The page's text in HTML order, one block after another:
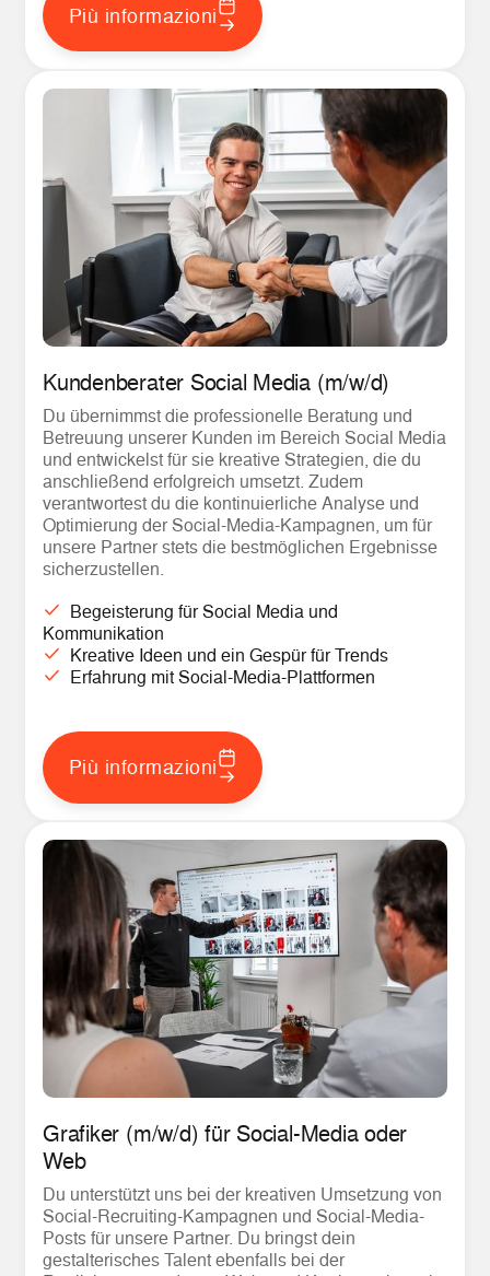
Più informazioni
Kundenberater Social Media (m/w/d)
Du übernimmst die professionelle Beratung und
Betreuung unserer Kunden im Bereich Social Media
und entwickelst für sie kreative Strategien, die du
anschließend erfolgreich umsetzt. Zudem
verantwortest du die kontinuierliche Analyse und
Optimierung der Social-Media-Kampagnen, um für
unsere Partner stets die bestmöglichen Ergebnisse
sicherzustellen.
Begeisterung für Social Media und
Kommunikation
Kreative Ideen und ein Gespür für Trends
Erfahrung mit Social-Media-Plattformen
Più informazioni
Grafiker (m/w/d) für Social-Media oder
Web
Du unterstützt uns bei der kreativen Umsetzung von
Social-Recruiting-Kampagnen und Social-Media-
Posts für unsere Partner. Du bringst dein
gestalterisches Talent ebenfalls bei der